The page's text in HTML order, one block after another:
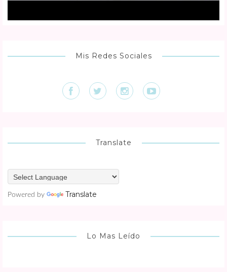
Mis Redes Sociales
Translate
Powered by Translate
Lo Mas Leído